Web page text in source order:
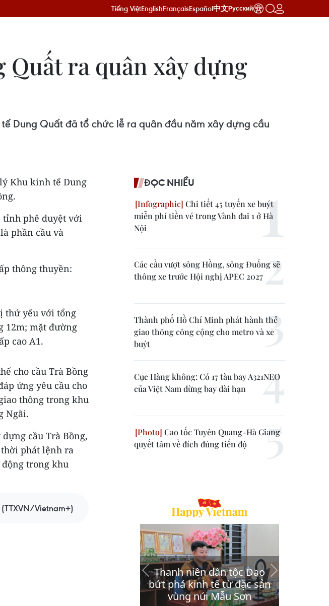
Tiếng ViệtEnglishFrançaisEspañol中文Русский
ra quân xây dựng
Dung Quất đã tổ chức lễ ra quân đầu năm xây dựng cầu
Khu kinh tế Dung
tỉnh phê duyệt với
phần cầu và
thông thuyền:
thứ yếu với tổng
12m; mặt đường
cao A1.
cho cầu Trà Bồng
ứng yêu cầu cho
thông trong khu
Ngãi.
cầu Trà Bồng,
phát lệnh ra
động trong khu
(TTXVN/Vietnam+)
ĐỌC NHIỀU
Chi tiết 45 tuyến xe buýt
miễn phí tiền vé trong Vành đai 1 ở Hà
Nội
Các cầu vượt sông Hồng, sông Đuống sẽ
thông xe trước Hội nghị APEC 2027
Thành phố Hồ Chí Minh phát hành thẻ
giao thông công cộng cho metro và xe
buýt
Cục Hàng không: Có 17 tàu bay A321NEO
của Việt Nam dừng bay dài hạn
Cao tốc Tuyên Quang-Hà Giang
quyết tâm về đích đúng tiến độ